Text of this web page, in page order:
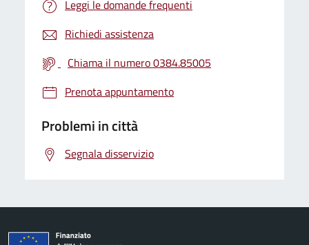
Leggi le domande frequenti
Richiedi assistenza
Chiama il numero 0384.85005
Prenota appuntamento
Problemi in città
Segnala disservizio